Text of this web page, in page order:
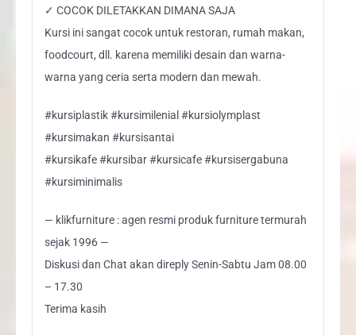
✓ COCOK DILETAKKAN DIMANA SAJA
Kursi ini sangat cocok untuk restoran, rumah makan,
foodcourt, dll. karena memiliki desain dan warna-
warna yang ceria serta modern dan mewah.
#kursiplastik #kursimilenial #kursiolymplast
#kursimakan #kursisantai
#kursikafe #kursibar #kursicafe #kursisergabuna
#kursiminimalis
— klikfurniture : agen resmi produk furniture termurah
sejak 1996 —
Diskusi dan Chat akan direply Senin-Sabtu Jam 08.00
– 17.30
Terima kasih